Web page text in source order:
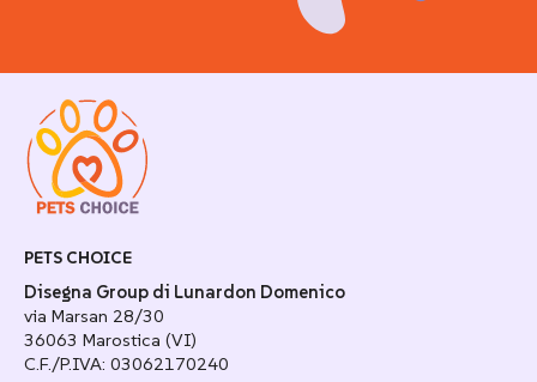
PETS CHOICE
Disegna Group di Lunardon Domenico
via Marsan 28/30
36063 Marostica (VI)
C.F./P.IVA: 03062170240